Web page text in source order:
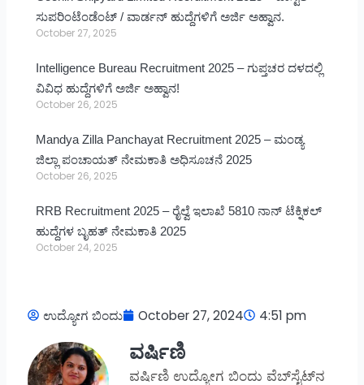
ಸುಪರಿಂಟೆಂಡೆಂಟ್ / ವಾರ್ಡನ್ ಹುದ್ದೆಗಳಿಗೆ ಅರ್ಜಿ ಅಹ್ವಾನ.
October 27, 2025
Intelligence Bureau Recruitment 2025 – ಗುಪ್ತಚರ ದಳದಲ್ಲಿ
ವಿವಿಧ ಹುದ್ದೆಗಳಿಗೆ ಅರ್ಜಿ ಅಹ್ವಾನ!
October 26, 2025
Mandya Zilla Panchayat Recruitment 2025 – ಮಂಡ್ಯ
ಜಿಲ್ಲಾ ಪಂಚಾಯತ್ ನೇಮಕಾತಿ ಅಧಿಸೂಚನೆ 2025
October 26, 2025
RRB Recruitment 2025 – ರೈಲ್ವೆ ಇಲಾಖೆ 5810 ನಾನ್ ಟೆಕ್ನಿಕಲ್
ಹುದ್ದೆಗಳ ಬೃಹತ್ ನೇಮಕಾತಿ 2025
October 24, 2025
ಉದ್ಯೋಗ ಬಿಂದು October 27, 2024 4:51 pm
ವರ್ಷಿಣಿ
ವರ್ಷಿಣಿ ಉದ್ಯೋಗ ಬಿಂದು ವೆಬ್‌ಸೈಟ್‌ನ